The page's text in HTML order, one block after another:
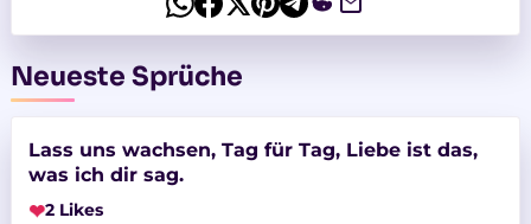
Neueste Sprüche
Lass uns wachsen, Tag für Tag, Liebe ist das,
was ich dir sag.
❤2 Likes